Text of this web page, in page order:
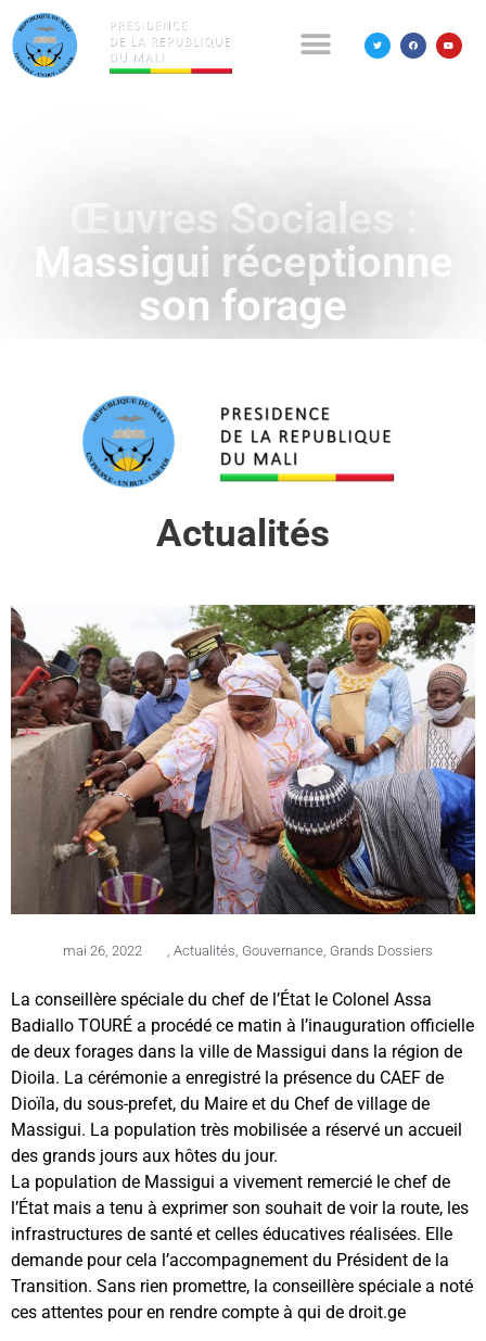
Œuvres Sociales :
Massigui réceptionne
son forage
Actualités
mai 26, 2022 Actualités Gouvernance, Grands Dossiers
La conseillère spéciale du chef de l’État le Colonel Assa
Badiallo TOURÉ a procédé ce matin à l’inauguration officielle
de deux forages dans la ville de Massigui dans la région de
Dioila. La cérémonie a enregistré la présence du CAEF de
Dioïla, du sous-prefet, du Maire et du Chef de village de
Massigui. La population très mobilisée a réservé un accueil
des grands jours aux hôtes du jour.
La population de Massigui a vivement remercié le chef de
l’État mais a tenu à exprimer son souhait de voir la route, les
infrastructures de santé et celles éducatives réalisées. Elle
demande pour cela l’accompagnement du Président de la
Transition. Sans rien promettre, la conseillère spéciale a noté
ces attentes pour en rendre compte à qui de droit.ge